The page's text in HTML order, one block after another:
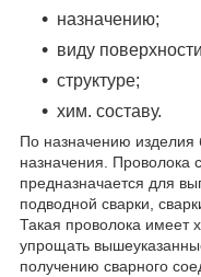
назначению;
виду
структуре;
хим. составу.
По назначению изделия
назначения. Проволока
предназначается для
подводной сварки,
Такая проволока имеет
упрощать
получению сварного